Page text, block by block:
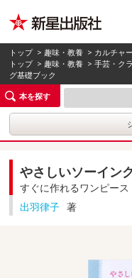
トップ >趣味・教養 > カルチャー
トップ >趣味・教養 >手芸・ク
グ基礎ブック
本を探す
やさしいソーイン
すぐに作れるワンピー
出羽律子 著